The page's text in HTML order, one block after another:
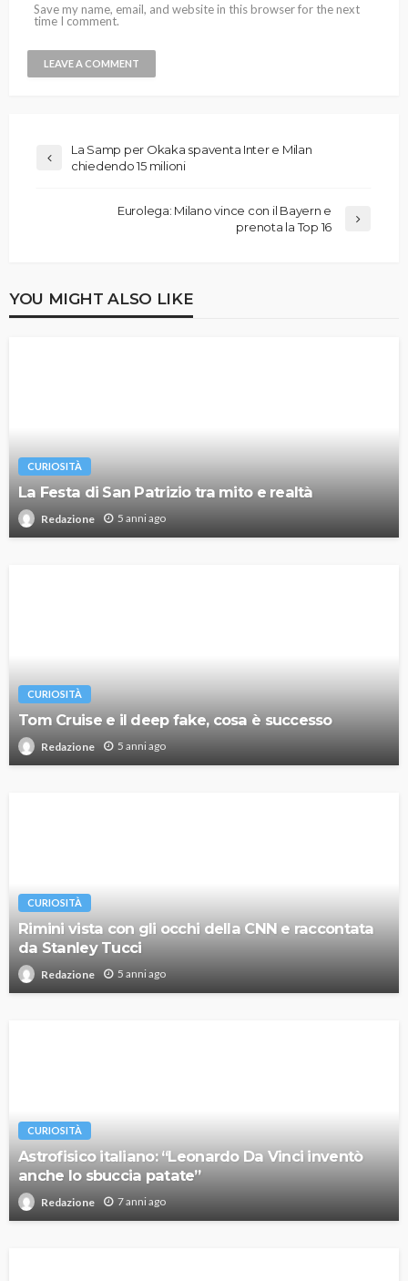
Save my name, email, and website in this browser for the next
time I comment.
La Samp per Okaka spaventa Inter e Milan
chiedendo 15 milioni
Eurolega: Milano vince con il Bayern e
prenota la Top 16
YOU MIGHT ALSO LIKE
CURIOSITÀ
La Festa di San Patrizio tra mito e realtà
Redazione 5 anni ago
CURIOSITÀ
Tom Cruise e il deep fake, cosa è successo
Redazione 5 anni ago
CURIOSITÀ
Rimini vista con gli occhi della CNN e raccontata
da Stanley Tucci
Redazione 5 anni ago
CURIOSITÀ
Astrofisico italiano: “Leonardo Da Vinci inventò
anche lo sbuccia patate”
Redazione 7 anni ago